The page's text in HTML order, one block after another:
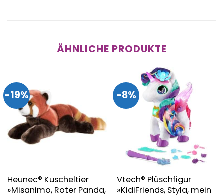
ÄHNLICHE PRODUKTE
-19%
Heunec® Kuscheltier
»Misanimo, Roter Panda,
-8%
Vtech® Plüschfigur
»KidiFriends, Styla, mein